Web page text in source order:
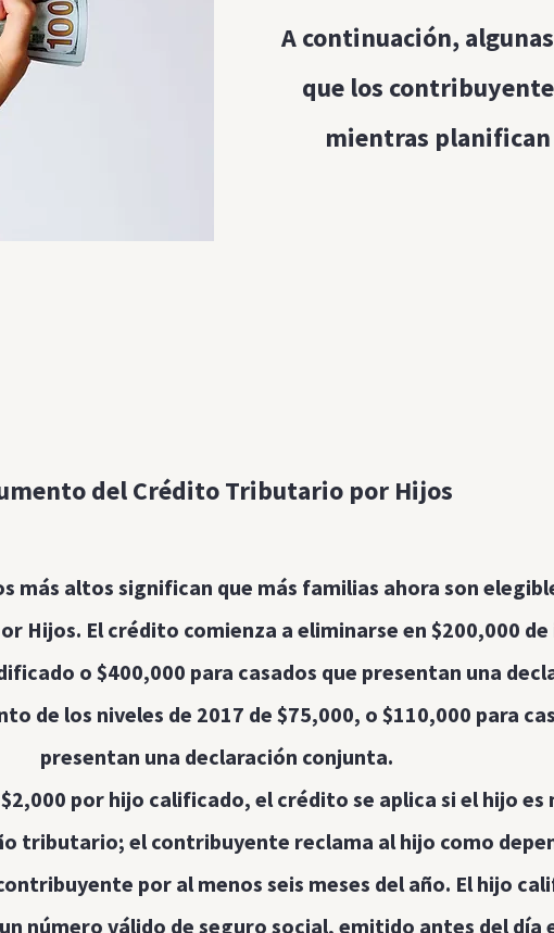
A continuación,
que los
mientras
del Crédito Tributario por Hijos
más altos significan que más familias ahora son
Hijos. El crédito comienza a eliminarse en $200,000
o $400,000 para casados que presentan una
de los niveles de 2017 de $75,000, o $110,000 para
presentan una declaración conjunta.
por hijo calificado, el crédito se aplica si el hijo es
tributario; el contribuyente reclama al hijo como
por al menos seis meses del año. El hijo
número válido de seguro social, emitido antes del día